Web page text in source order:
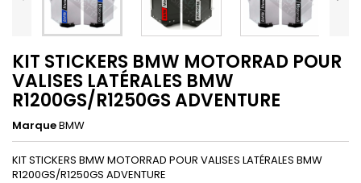
KIT STICKERS BMW MOTORRAD POUR
VALISES LATÉRALES BMW
R1200GS/R1250GS ADVENTURE
MarqueBMW
KIT STICKERS BMW MOTORRAD POUR VALISES LATÉRALES BMW
R1200GS/R1250GS ADVENTURE